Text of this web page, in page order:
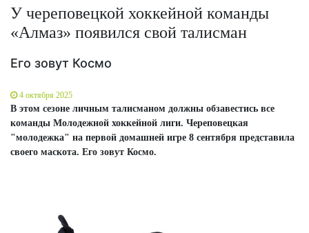
У череповецкой хоккейной команды
«Алмаз» появился свой талисман
Его зовут Космо
4 октября 2025
В этом сезоне личным талисманом должны обзавестись все
команды Молодежной хоккейной лиги. Череповецкая
"молодежка" на первой домашней игре 8 сентября представила
своего маскота. Его зовут Космо.